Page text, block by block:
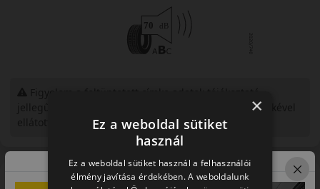
A mintázat
jellegűek. Előfordulhat, hogy még a korábbi EU-s címkével
ellátott abroncs kerül kiszállításra.
×
Ez a weboldal sütiket
használ
Ez a weboldal sütiket használ a felhasználói
élmény javítása érdekében. A weboldalunk